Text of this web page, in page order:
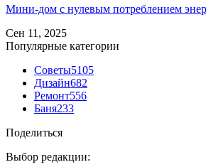
Мини-дом с нулевым потреблением
Сен 11, 2025
Популярные категории
Советы5105
Дизайн682
Ремонт556
Баня233
Поделиться
Выбор редакции: